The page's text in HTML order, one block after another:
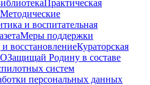
Практическая
Методические
и воспитательная
Меры поддержки
восстановлениеКураторская
Защищай Родину в составе
систем
персональных данных